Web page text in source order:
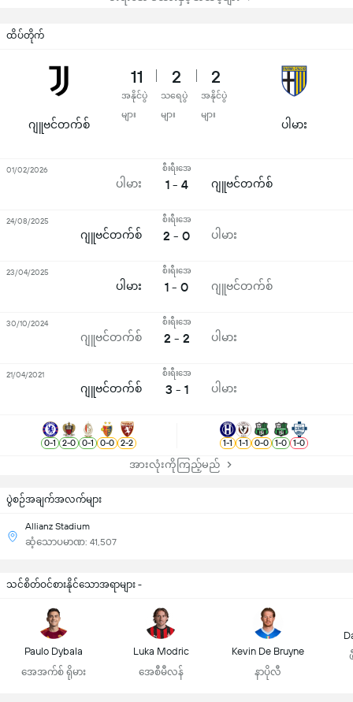
ပွဲစဉ်အချက်အလက်များ
Allianz Stadium
ဆံ့သောပမာဏ: 41,507
ထိပ်တိုက်
ဂျူဗင်တက်စ်
11
အနိုင်ပွဲ
များ
2
သရေပွဲ
များ
2
အနိုင်ပွဲ
များ
ပါမား
ပါမား
စီးရီးအေ
1 - 4 ဂျူဗင်တက်စ်
01/02/2026
ဂျူဗင်တက်စ်
စီးရီးအေ
2 - 0 ပါမား
24/08/2025
ပါမား
စီးရီးအေ
1 - 0 ဂျူဗင်တက်စ်
23/04/2025
ဂျူဗင်တက်စ်
စီးရီးအေ
2 - 2 ပါမား
30/10/2024
ဂျူဗင်တက်စ်
စီးရီးအေ
3 - 1 ပါမား
21/04/2021
0-1 2-0 0-1 0-0 2-2 1-1 1-1 0-0 1-0 1-0
အားလုံးကိုကြည့်မည်
သင်စိတ်ဝင်စားနိုင်သောအရာများ -
Paulo Dybala
အေအက်စ် ရိုမား
Luka Modric
အေစီမီလန်
Kevin De Bruyne
နာပိုလီ